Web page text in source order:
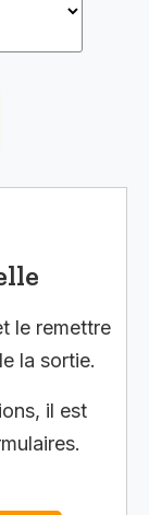
le remettre
la sortie.
il est